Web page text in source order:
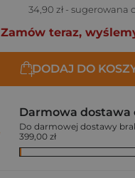
34,90 zł - sugerowana
Zamów teraz,
DODAJ DO
Darmowa dostawa
Do darmowej dostawy
399,00 zł